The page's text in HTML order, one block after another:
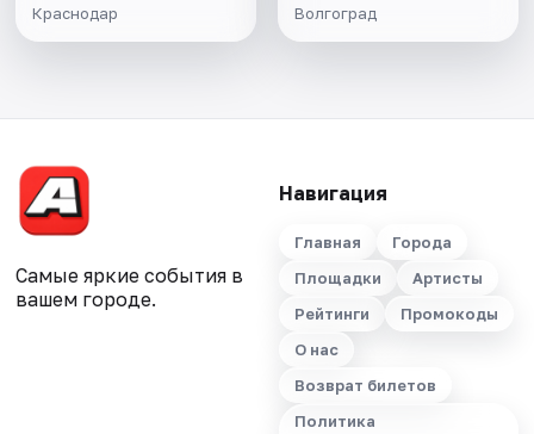
Краснодар Волгоград
Самые яркие события в
вашем городе.
Навигация
Главная
Города
Площадки
Артисты
Рейтинги
Промокоды
О нас
Возврат билетов
Политика